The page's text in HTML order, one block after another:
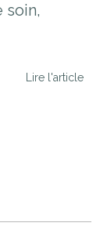
soin,
Lire l'article